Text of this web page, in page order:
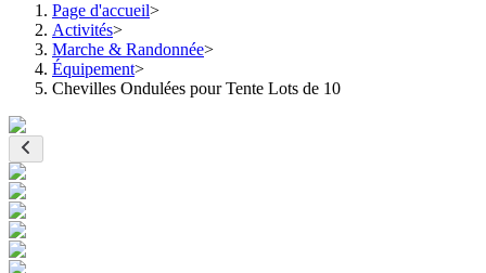
Page d'accueil>
Activités>
Marche & Randonnée>
Équipement>
Chevilles Ondulées pour Tente Lots de 10